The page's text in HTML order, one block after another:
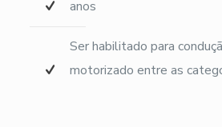
anos
Ser habilitado para
motorizado entre as